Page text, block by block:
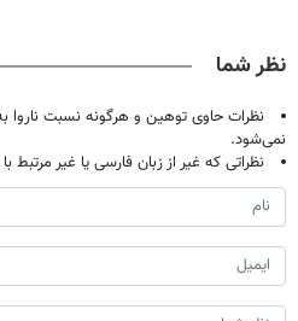
نظر شما
نظرات حاوی توهین و هرگونه نسبت
نمی‌شود.
نظراتی که غیر از زبان فارسی یا غیر